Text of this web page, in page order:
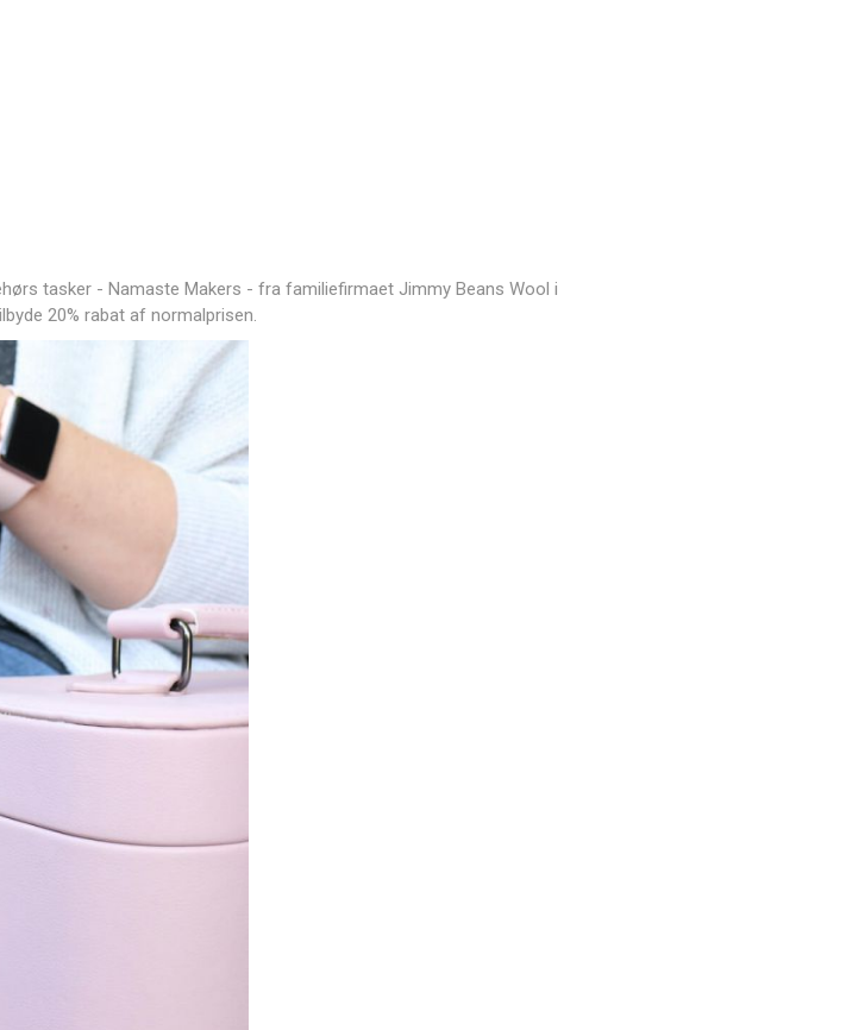
tasker - Namaste Makers - fra familiefirmaet Jimmy Beans Wool i
20% rabat af normalprisen.